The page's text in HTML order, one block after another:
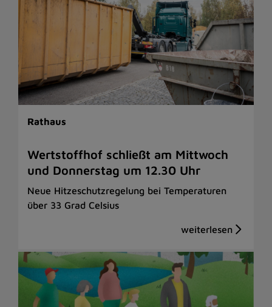
Rathaus
Wertstoffhof schließt am Mittwoch
und Donnerstag um 12.30 Uhr
Neue Hitzeschutzregelung bei Temperaturen
über 33 Grad Celsius